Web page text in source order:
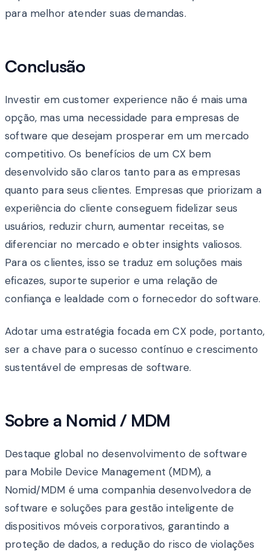
para melhor atender suas demandas.
Conclusão
Investir em customer experience não é mais uma
opção, mas uma necessidade para empresas de
software que desejam prosperar em um mercado
competitivo. Os benefícios de um CX bem
desenvolvido são claros tanto para as empresas
quanto para seus clientes. Empresas que priorizam a
experiência do cliente conseguem fidelizar seus
usuários, reduzir churn, aumentar receitas, se
diferenciar no mercado e obter insights valiosos.
Para os clientes, isso se traduz em soluções mais
eficazes, suporte superior e uma relação de
confiança e lealdade com o fornecedor do software.
Adotar uma estratégia focada em CX pode, portanto,
ser a chave para o sucesso contínuo e crescimento
sustentável de empresas de software.
Sobre a Nomid / MDM
Destaque global no desenvolvimento de software
para Mobile Device Management (MDM), a
Nomid/MDM é uma companhia desenvolvedora de
software e soluções para gestão inteligente de
dispositivos móveis corporativos, garantindo a
proteção de dados, a redução do risco de violações